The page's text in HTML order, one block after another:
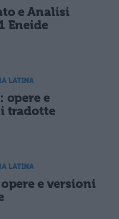
e Analisi
Eneide
LATINA
opere e
tradotte
LATINA
e versioni